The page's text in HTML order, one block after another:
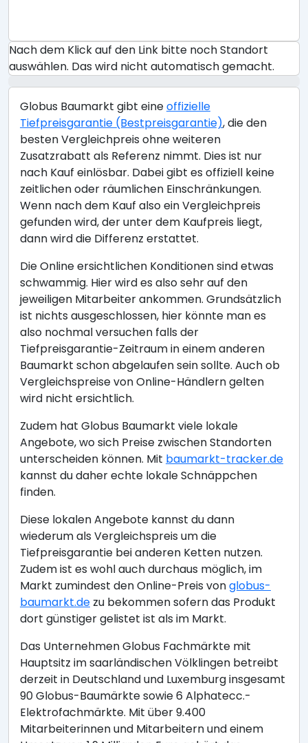
Nach dem Klick auf den Link bitte noch Standort
auswählen. Das wird nicht automatisch gemacht.
Globus Baumarkt gibt eineoffizielle
Tiefpreisgarantie (Bestpreisgarantie), die den
besten Vergleichpreis ohne weiteren
Zusatzrabatt als Referenz nimmt. Dies ist nur
nach Kauf einlösbar. Dabei gibt es offiziell keine
zeitlichen oder räumlichen Einschränkungen.
Wenn nach dem Kauf also ein Vergleichpreis
gefunden wird, der unter dem Kaufpreis liegt,
dann wird die Differenz erstattet.
Die Online ersichtlichen Konditionen sind etwas
schwammig. Hier wird es also sehr auf den
jeweiligen Mitarbeiter ankommen. Grundsätzlich
ist nichts ausgeschlossen, hier könnte man es
also nochmal versuchen falls der
Tiefpreisgarantie-Zeitraum in einem anderen
Baumarkt schon abgelaufen sein sollte. Auch ob
Vergleichspreise von Online-Händlern gelten
wird nicht ersichtlich.
Zudem hat Globus Baumarkt viele lokale
Angebote, wo sich Preise zwischen Standorten
unterscheiden können. Mit baumarkt-tracker.de
kannst du daher echte lokale Schnäppchen
finden.
Diese lokalen Angebote kannst du dann
wiederum als Vergleichspreis um die
Tiefpreisgarantie bei anderen Ketten nutzen.
Zudem ist es wohl auch durchaus möglich, im
Markt zumindest den Online-Preis vonglobus-
baumarkt.de zu bekommen sofern das Produkt
dort günstiger gelistet ist als im Markt.
Das Unternehmen Globus Fachmärkte mit
Hauptsitz im saarländischen Völklingen betreibt
derzeit in Deutschland und Luxemburg insgesamt
90 Globus-Baumärkte sowie 6 Alphatecc.-
Elektrofachmärkte. Mit über 9.400
Mitarbeiterinnen und Mitarbeitern und einem